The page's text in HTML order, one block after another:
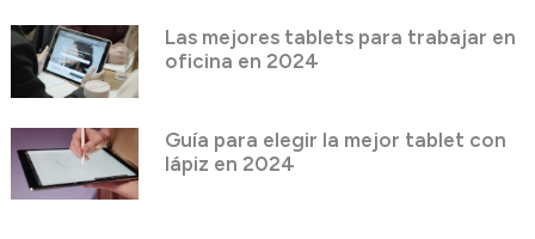
Las mejores tablets para trabajar en
oficina en 2024
Guía para elegir la mejor tablet con
lápiz en 2024